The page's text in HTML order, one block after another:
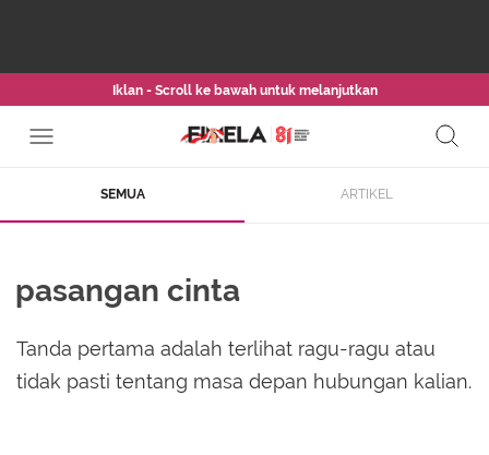
Iklan - Scroll ke bawah untuk melanjutkan
SEMUA ARTIKEL
pasangan cinta
Tanda pertama adalah terlihat ragu-ragu atau
tidak pasti tentang masa depan hubungan kalian.